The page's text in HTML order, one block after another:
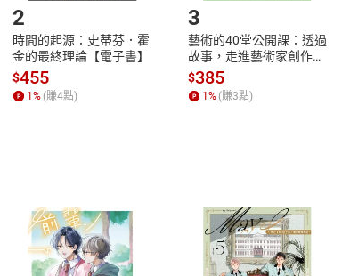
2
時間的起源：史蒂芬．霍
金的最終理論【電子書】
$455
1% (賺4點)
3
藝術的40堂公開課：透過
故事，走進藝術家創作現
場，看藝術如何誕生、如
何形塑人類生活【電子
書】
$385
1% (賺3點)